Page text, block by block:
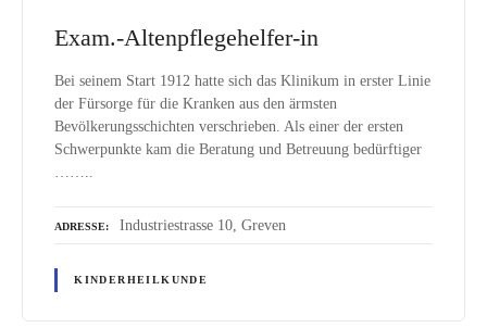
Exam.-Altenpflegehelfer-in
Bei seinem Start 1912 hatte sich das Klinikum in erster Linie
der Fürsorge für die Kranken aus den ärmsten
Bevölkerungsschichten verschrieben. Als einer der ersten
Schwerpunkte kam die Beratung und Betreuung bedürftiger
ADRESSE Industriestrasse 10, Greven
KINDERHEILKUNDE